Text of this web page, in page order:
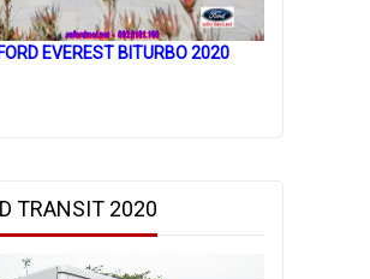
FORD EVEREST BITURBO 2020
TRANSIT 2020